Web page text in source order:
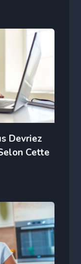
Devriez
Cette